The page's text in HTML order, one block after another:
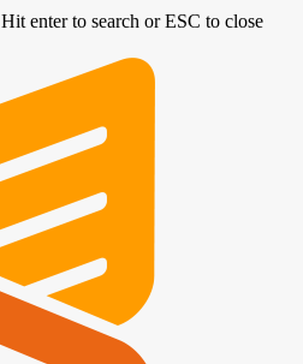
Hit enter to search or ESC to close